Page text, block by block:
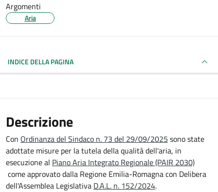
Argomenti
Aria
INDICE DELLA PAGINA
Descrizione
Con Ordinanza del Sindaco n. 73 del 29/09/2025 sono state
adottate misure per la tutela della qualità dell'aria, in
esecuzione al Piano Aria Integrato Regionale (PAIR 2030)
come approvato dalla Regione Emilia-Romagna con Delibera
dell'Assemblea Legislativa D.A.L. n. 152/2024.